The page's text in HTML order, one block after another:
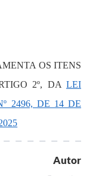
OS ITENS
2º, DA LEI
2496, DE 14 DE
Autor